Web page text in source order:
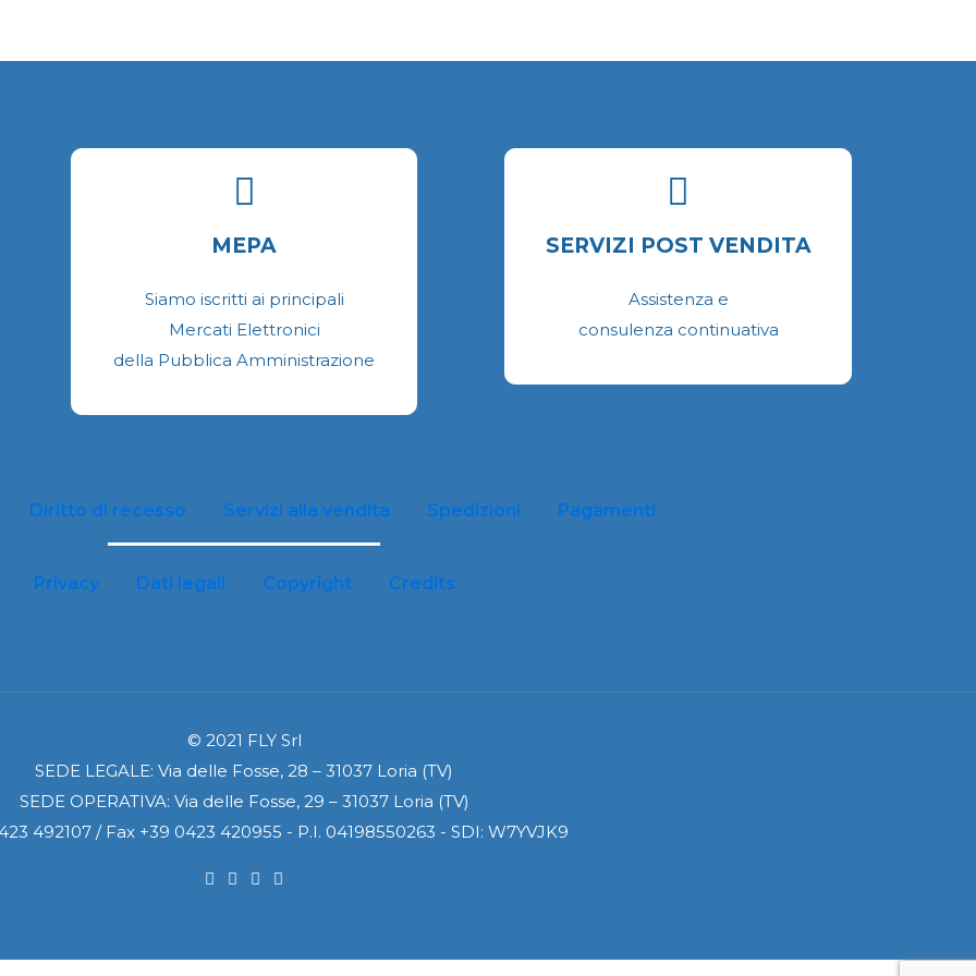
MEPA
Siamo iscritti ai principali
Mercati Elettronici
della Pubblica Amministrazione
SERVIZI POST VENDITA
Assistenza e
consulenza continuativa
Diritto di recesso Servizi alla vendita Spedizioni Pagamenti
Privacy Dati legali Copyright Credits
© 2021 FLY Srl
SEDE LEGALE: Via delle Fosse, 28 – 31037 Loria (TV)
SEDE OPERATIVA: Via delle Fosse, 29 – 31037 Loria (TV)
492107 / Fax +39 0423 420955 - P.I. 04198550263 - SDI: W7YVJK9